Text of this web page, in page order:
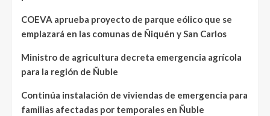
COEVA aprueba proyecto de parque eólico que se
emplazará en las comunas de Ñiquén y San Carlos
Ministro de agricultura decreta emergencia agrícola
para la región de Ñuble
Continúa instalación de viviendas de emergencia para
familias afectadas por temporales en Ñuble